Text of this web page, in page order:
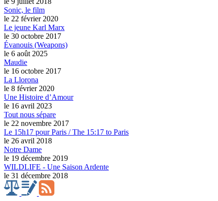
Sonic, le film
le 22 février 2020
Le jeune Karl Marx
le 30 octobre 2017
Évanouis (Weapons)
le 6 août 2025
Maudie
le 16 octobre 2017
La Llorona
le 8 février 2020
Une Histoire d’Amour
le 16 avril 2023
Tout nous sépare
le 22 novembre 2017
Le 15h17 pour Paris / The 15:17 to Paris
le 26 avril 2018
Notre Dame
le 19 décembre 2019
WILDLIFE - Une Saison Ardente
le 31 décembre 2018